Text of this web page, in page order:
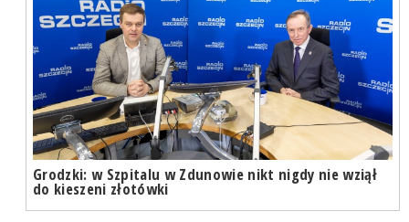
Grodzki: w Szpitalu w Zdunowie nikt nigdy nie wziął
do kieszeni złotówki